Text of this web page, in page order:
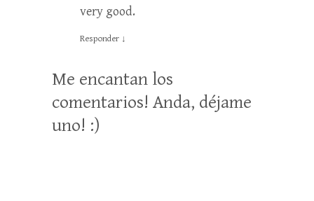
very good.
Responder ↓
Me encantan los
comentarios! Anda, déjame
uno! :)